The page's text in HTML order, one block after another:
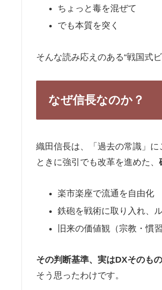
ちょっと毒を混ぜて
でも本質を突く
そんな読み応えのある“戦国式
なぜ信長なのか？
織田信長は、「過去の常識」に
ときに強引でも改革を進めた、
楽市楽座で流通を自由化
鉄砲を戦術に取り入れ、
旧来の価値観（宗教・慣
その判断基準、実はDXそのも
そう思ったわけです。